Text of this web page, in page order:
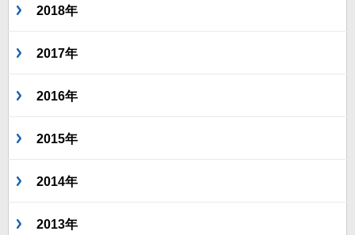
2018年
2017年
2016年
2015年
2014年
2013年